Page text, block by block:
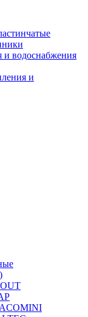
водоснабжения
и